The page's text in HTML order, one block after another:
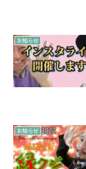
お知らせ
お知らせ